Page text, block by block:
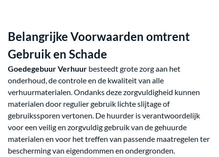
Belangrijke Voorwaarden omtrent
Gebruik en Schade
Goedegebuur Verhuur besteedt grote zorg aan het
onderhoud, de controle en de kwaliteit van alle
verhuurmaterialen. Ondanks deze zorgvuldigheid kunnen
materialen door regulier gebruik lichte slijtage of
gebruikssporen vertonen. De huurder is verantwoordelijk
voor een veilig en zorgvuldig gebruik van de gehuurde
materialen en voor het treffen van passende maatregelen ter
bescherming van eigendommen en ondergronden.